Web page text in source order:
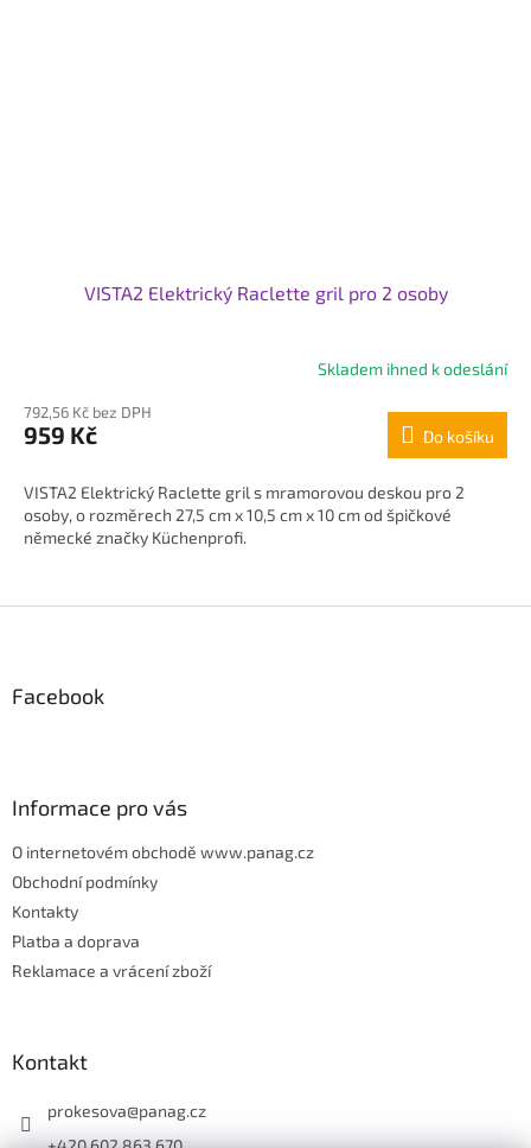
VISTA2 Elektrický Raclette gril pro 2 osoby
produktu
je
z
hvězdiček.
Skladem ihned k odeslání
792,56 Kč bez DPH
959 Kč Do košíku
VISTA2 Elektrický Raclette gril s mramorovou deskou pro 2
osoby, o rozměrech 27,5 cm x 10,5 cm x 10 cm od špičkové
německé značky Küchenprofi.
p
aFacebook
Informace pro vás
O internetovém obchodě www.panag.cz
Obchodní podmínky
Kontakty
Platba a doprava
Reklamace a vrácení zboží
Kontakt
prokesova@panag.cz